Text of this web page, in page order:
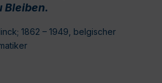
Bleiben.
1862 – 1949, belgischer